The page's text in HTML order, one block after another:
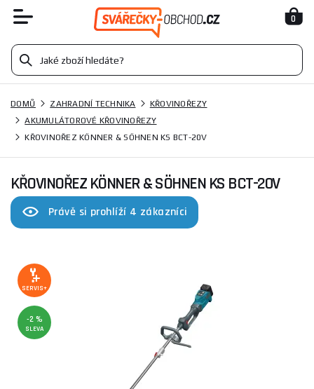
0
DOMŮ ZAHRADNÍ TECHNIKA
KŘOVINOŘEZY
AKUMULÁTOROVÉ KŘOVINOŘEZY
KŘOVINOŘEZ KÖNNER & SÖHNEN KS BCT-20V
KŘOVINOŘEZ KÖNNER & SÖHNEN KS BCT-20V
Právě si prohlíží 4 zákazníci
SERVIS+
-2 %
SLEVA